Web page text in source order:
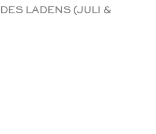
LADENS (JULI &